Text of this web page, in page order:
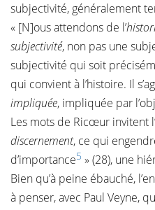
subjectivité, généralement
« [N]ous attendons de l’
subjectivité, non pas une
subjectivité qui soit
qui convient à l’histoire. Il
impliquée, impliquée par
Les mots de Ricœur invitent
discernement, ce qui
d’importance5 » (28), une
Bien qu’à peine ébauché,
à penser, avec Paul Veyne,